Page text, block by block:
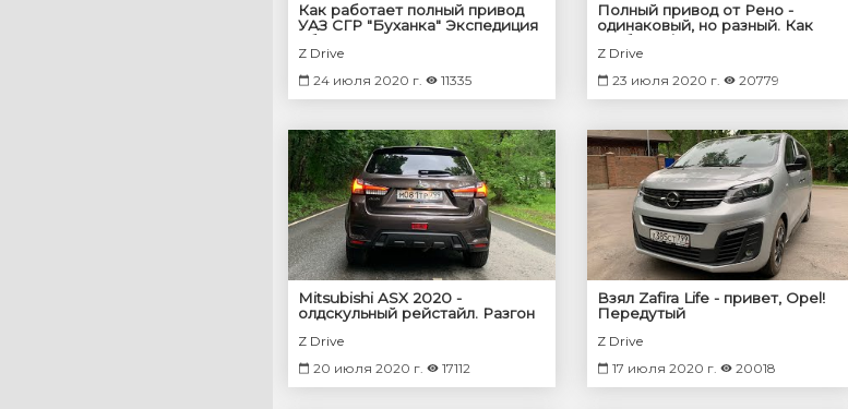
Как работает полный привод
УАЗ СГР "Буханка" Экспедиция
- блокировки есть, зацепа нет,
что делать?
Z Drive
24 июля 2020 г.
11335
Полный привод от Рено -
одинаковый, но разный. Как
гребёт Arkana
Z Drive
23 июля 2020 г.
20779
Mitsubishi ASX 2020 -
олдскульный рейстайл. Разгон
Z Drive
20 июля 2020 г.
17112
Взял Zafira Life - привет, Opel!
Передутый
Z Drive
17 июля 2020 г.
20018